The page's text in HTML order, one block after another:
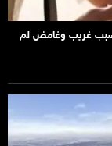
لسبب غريب وغامض لم